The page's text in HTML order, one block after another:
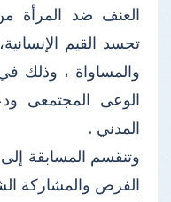
العنف ضد المرأة
تجسد القيم
والمساواة ، وذلك
الوعى المجتمعى
المدني .
وتنقسم المسابقة
الفرص والمشاركة